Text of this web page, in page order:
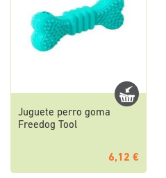
Juguete perro goma
Freedog Tool
6,12 €